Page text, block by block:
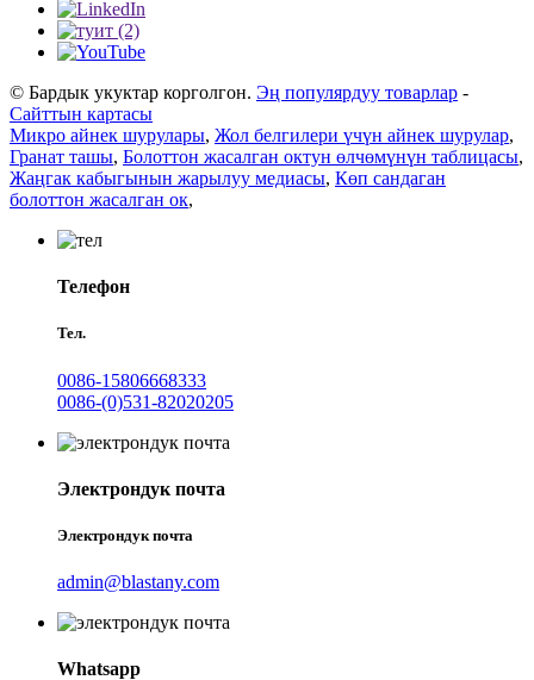
© Бардык укуктар корголгон. Эң популярдуу товарлар -
Сайттын картасы
Микро айнек шурулары, Жол белгилери үчүн айнек шурулар,
Гранат ташы, Болоттон жасалган октун өлчөмүнүн таблицасы,
Жаңгак кабыгынын жарылуу медиасы, Көп сандаган
болоттон жасалган ок,
Телефон
Тел.
0086-15806668333
0086-(0)531-82020205
Электрондук почта
Электрондук почта
admin@blastany.com
Whatsapp